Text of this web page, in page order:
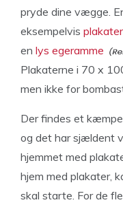
pryde dine vægge.
eksempelvis
en lys egeramme
Plakaterne i 70 x
men ikke for
Der findes et
og det har sjældent
hjemmet med
hjem med plakater,
skal starte. For de